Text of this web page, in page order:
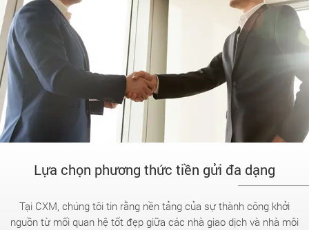
Lựa chọn phương thức tiền gửi đa dạng
Tại CXM, chúng tôi tin rằng nền tảng của sự thành công khởi
nguồn từ mối quan hệ tốt đẹp giữa các nhà giao dịch và nhà môi